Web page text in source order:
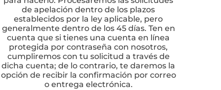
de apelación dentro de los plazos
establecidos por la ley aplicable, pero
generalmente dentro de los 45 días. Ten en
cuenta que si tienes una cuenta en línea
protegida por contraseña con nosotros,
cumpliremos con tu solicitud a través de
dicha cuenta; de lo contrario, te daremos la
opción de recibir la confirmación por correo
o entrega electrónica.